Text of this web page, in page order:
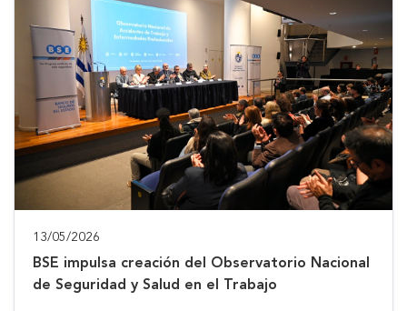
13/05/2026
BSE impulsa creación del Observatorio Nacional
de Seguridad y Salud en el Trabajo